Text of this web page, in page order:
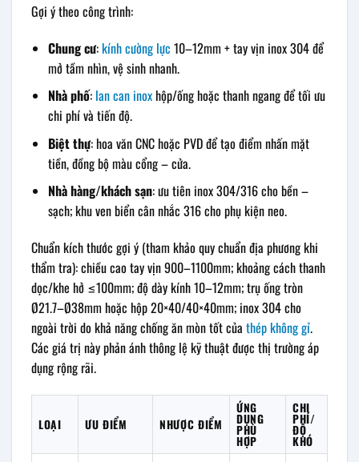
Gợi ý theo công trình:
Chung cư:kính cường lực 10–12mm + tay vịn inox 304 để
mở tầm nhìn, vệ sinh nhanh.
Nhà phố: lan can inoxhộp/ống hoặc thanh ngang để tối ưu
chi phí và tiến độ.
Biệt thự: hoa văn CNC hoặc PVD để tạo điểm nhấn mặt
tiền, đồng bộ màu cổng – cửa.
Nhà hàng/khách sạn: ưu tiên inox 304/316 cho bền –
sạch; khu ven biển cân nhắc 316 cho phụ kiện neo.
Chuẩn kích thước gợi ý (tham khảo quy chuẩn địa phương khi
thẩm tra): chiều cao tay vịn 900–1100mm; khoảng cách thanh
dọc/khe hở ≤100mm; độ dày kính 10–12mm; trụ ống tròn
Ø21.7–Ø38mm hoặc hộp 20×40/40×40mm; inox 304 cho
ngoài trời do khả năng chống ăn mòn tốt của thép không gỉ.
Các giá trị này phản ánh thông lệ kỹ thuật được thị trường áp
dụng rộng rãi.
LOẠI ƯU ĐIỂM NHƯỢC ĐIỂM
ỨNG
DỤNG
PHÙ
HỢP
CHI
PHÍ/
ĐỘ
KHÓ